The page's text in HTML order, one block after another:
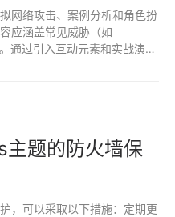
网络攻击、案例分析和角色扮
应涵盖常见威胁（如
通过引入互动元素和实战演
题的防火墙保
，可以采取以下措施：定期更